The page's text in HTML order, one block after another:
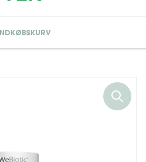
INDKØBSKURV